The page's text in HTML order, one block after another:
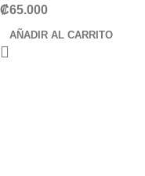
₡65.000
AÑADIR AL CARRITO